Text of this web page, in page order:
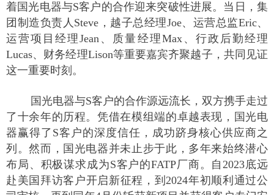
着国光电器与S客户的合作迎来突破性进展。当日，集
团制造负责人Steve，越子总经理Joe、运营总监Eric、
运营项目经理Jean、质量经理Max、行政后勤经理
Lucas、财务经理Lison等重要嘉宾齐聚越子，共同见证
这一重要时刻。
国光电器与S客户的合作源远流长，双方携手走过
了十余年的历程。凭借在模组端的卓越表现，国光电
器赢得了S客户的深度信任，成功跻身核心供应商之
列。然而，国光电器并未止步于此，多年来始终潜心
布局、积极谋求成为S客户的FATP厂商。自2023底远
赴美国拜访客户开启新征程，到2024年初顺利通过公